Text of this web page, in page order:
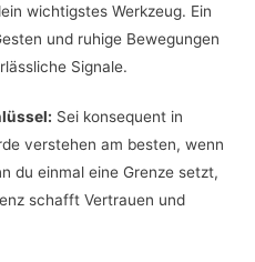
wichtigstes Werkzeug. Ein
und ruhige Bewegungen
Signale.
Sei konsequent in
verstehen am besten, wenn
du einmal eine Grenze setzt,
schafft Vertrauen und